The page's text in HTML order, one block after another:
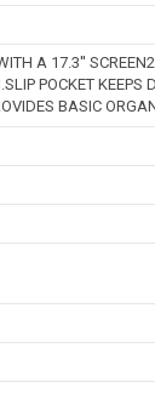
A 17.3''
POCKET KEEPS
BASIC